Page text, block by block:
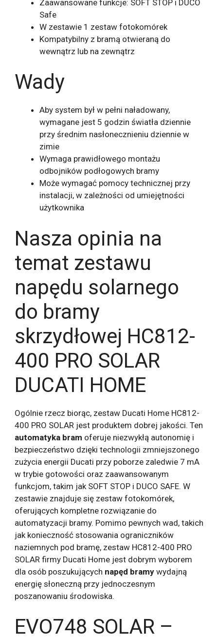
Zaawansowane funkcje: SOFT STOP i DUCO
Safe
W zestawie 1 zestaw fotokomórek
Kompatybilny z bramą otwieraną do
wewnątrz lub na zewnątrz
Wady
Aby system był w pełni naładowany,
wymagane jest 5 godzin światła dziennie
przy średnim nasłonecznieniu dziennie w
zimie
Wymaga prawidłowego montażu
odbojników podłogowych bramy
Może wymagać pomocy technicznej przy
instalacji, w zależności od umiejętności
użytkownika
Nasza opinia na
temat zestawu
napędu solarnego
do bramy
skrzydłowej HC812-
400 PRO SOLAR
DUCATI HOME
Ogólnie rzecz biorąc, zestaw Ducati Home HC812-
400 PRO SOLAR jest produktem dobrej jakości. Ten
automatyka bram oferuje niezwykłą autonomię i
bezpieczeństwo dzięki technologii zmniejszonego
zużycia energii Ducati przy poborze zaledwie 7 mA
w trybie gotowości oraz zaawansowanym
funkcjom, takim jak SOFT STOP i DUCO SAFE. W
zestawie znajduje się zestaw fotokomórek,
oferujących kompletne rozwiązanie do
automatyzacji bramy. Pomimo pewnych wad, takich
jak konieczność stosowania ograniczników
naziemnych pod bramę, zestaw HC812-400 PRO
SOLAR firmy Ducati Home jest dobrym wyborem
dla osób poszukujących napęd bramy wydajną
energię słoneczną przy jednoczesnym
poszanowaniu środowiska.
EVO748 SOLAR –